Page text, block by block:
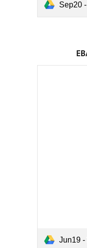
Sep20
Jun19 -